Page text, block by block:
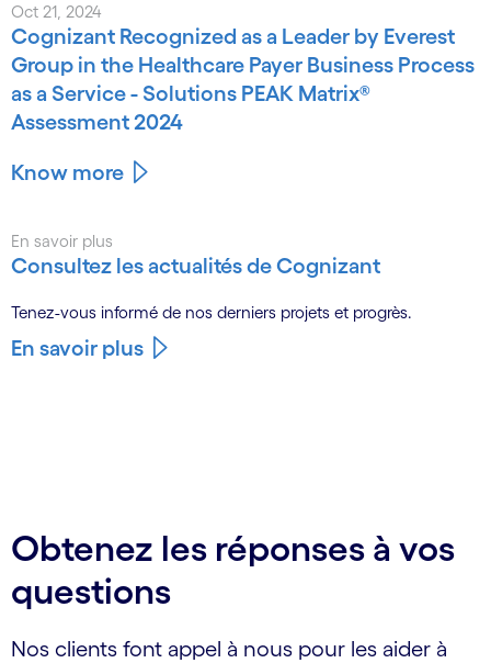
Oct 21, 2024
Cognizant Recognized as a Leader by Everest
Group in the Healthcare Payer Business Process
as a Service - Solutions PEAK Matrix®
Assessment 2024
Know more
En savoir plus
Consultez les actualités de Cognizant
Tenez-vous informé de nos derniers projets et progrès.
En savoir plus
Obtenez les réponses à vos
questions
Nos clients font appel à nous pour les aider à